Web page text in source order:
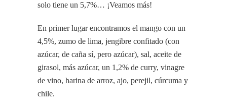
solo tiene un 5,7%… ¡Veamos más!
En primer lugar encontramos el mango con un
4,5%, zumo de lima, jengibre confitado (con
azúcar, de caña sí, pero azúcar), sal, aceite de
girasol, más azúcar, un 1,2% de curry, vinagre
de vino, harina de arroz, ajo, perejil, cúrcuma y
chile.